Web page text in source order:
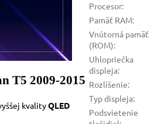
T5 2009-2015
kvalityQLED
Procesor:
Pamäť RAM:
Vnútorná pamäť
(ROM):
Uhlopriečka
displeja:
Rozlíšenie:
Typ displeja:
Podsvietenie